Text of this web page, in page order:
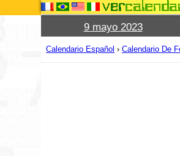
9 mayo 2023
Calendario Español ›Calendario De